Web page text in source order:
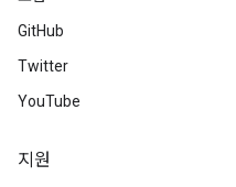
GitHub
Twitter
YouTube
지원